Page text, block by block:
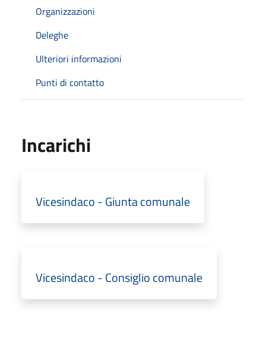
Organizzazioni
Deleghe
Ulteriori informazioni
Punti di contatto
Incarichi
Vicesindaco - Giunta comunale
Vicesindaco - Consiglio comunale